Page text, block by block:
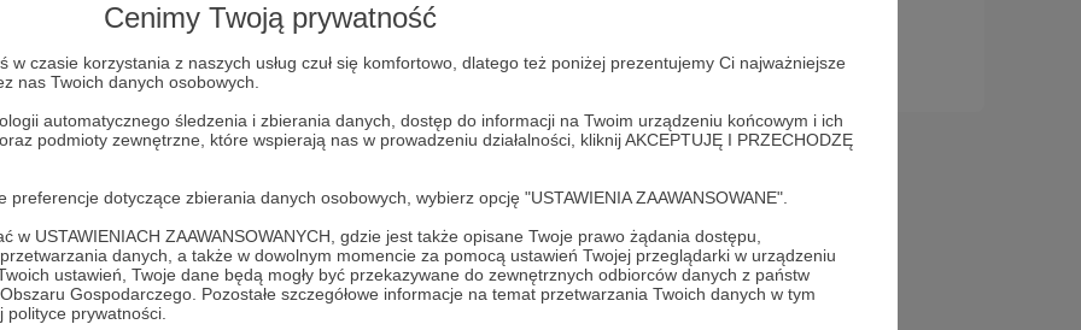
Cenimy Twoją prywatność
w czasie korzystania z naszych usług czuł się komfortowo, dlatego też poniżej prezentujemy Ci najważniejsze
nas Twoich danych osobowych.
automatycznego śledzenia i zbierania danych, dostęp do informacji na Twoim urządzeniu końcowym i ich
podmioty zewnętrzne, które wspierają nas w prowadzeniu działalności, kliknij AKCEPTUJĘ I PRZECHODZĘ
dotyczące zbierania danych osobowych, wybierz opcję "USTAWIENIA ZAAWANSOWANE".
w USTAWIENIACH ZAAWANSOWANYCH, gdzie jest także opisane Twoje prawo żądania dostępu,
danych, a także w dowolnym momencie za pomocą ustawień Twojej przeglądarki w urządzeniu
ustawień, Twoje dane będą mogły być przekazywane do zewnętrznych odbiorców danych z państw
Gospodarczego. Pozostałe szczegółowe informacje na temat przetwarzania Twoich danych w tym
prywatności.
i
będą
z
prawo
Politykę Prywatności
* Wyrażam zgodę na przetwarzanie moich danych
osobowych podanych w formularzu rejestracyjnym w celu
prawidłowego świadczenia usług serwisu Patronite.